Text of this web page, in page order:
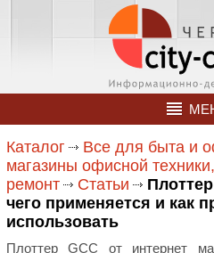
Каталог Все для быта и
магазины офисной
ремонт
Статьи
чего применяется и как
использовать
Плоттер GCC от интернет